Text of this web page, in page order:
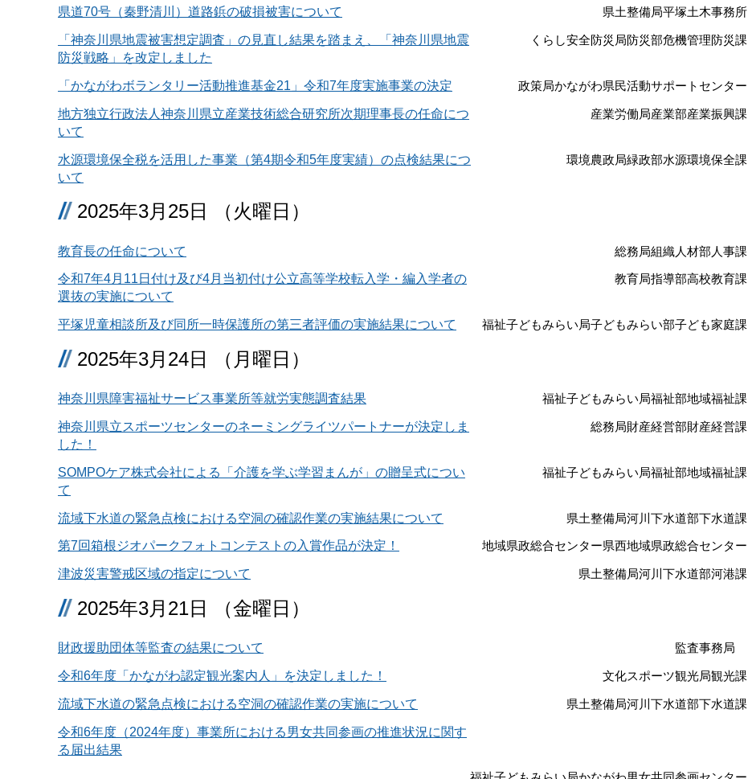
県道70号（秦野清川）道路鋲の破損被害について 県土整備局平塚土木事務所
「神奈川県地震被害想定調査」の見直し結果を踏まえ、「神奈川県地震
防災戦略」を改定しました
くらし安全防災局防災部危機管理防災課
「かながわボランタリー活動推進基金21」令和7年度実施事業の決定 政策局かながわ県民活動サポートセンター
地方独立行政法人神奈川県立産業技術総合研究所次期理事長の任命につ
いて
産業労働局産業部産業振興課
水源環境保全税を活用した事業（第4期令和5年度実績）の点検結果につ
いて
環境農政局緑政部水源環境保全課
2025年3月25日 （火曜日）
教育長の任命について 総務局組織人材部人事課
令和7年4月11日付け及び4月当初付け公立高等学校転入学・編入学者の
選抜の実施について
教育局指導部高校教育課
平塚児童相談所及び同所一時保護所の第三者評価の実施結果について 福祉子どもみらい局子どもみらい部子ども家庭課
2025年3月24日 （月曜日）
神奈川県障害福祉サービス事業所等就労実態調査結果 福祉子どもみらい局福祉部地域福祉課
神奈川県立スポーツセンターのネーミングライツパートナーが決定しま
した！
総務局財産経営部財産経営課
SOMPOケア株式会社による「介護を学ぶ学習まんが」の贈呈式につい
て
福祉子どもみらい局福祉部地域福祉課
流域下水道の緊急点検における空洞の確認作業の実施結果について 県土整備局河川下水道部下水道課
第7回箱根ジオパークフォトコンテストの入賞作品が決定！ 地域県政総合センター県西地域県政総合センター
津波災害警戒区域の指定について 県土整備局河川下水道部河港課
2025年3月21日 （金曜日）
財政援助団体等監査の結果について 監査事務局
令和6年度「かながわ認定観光案内人」を決定しました！ 文化スポーツ観光局観光課
流域下水道の緊急点検における空洞の確認作業の実施について 県土整備局河川下水道部下水道課
令和6年度（2024年度）事業所における男女共同参画の推進状況に関す
る届出結果